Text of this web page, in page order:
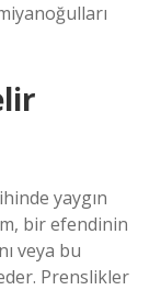
yaygın
bir efendinin
veya bu
Prenslikler